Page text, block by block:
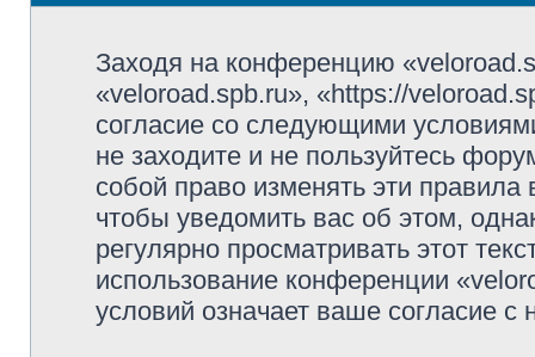
Заходя на конференцию
«veloroad.spb.ru», «https://
согласие со следующими
не заходите и не пользуйтесь
собой право изменять эти
чтобы уведомить вас об этом,
регулярно просматривать этот
использование конференции
условий означает ваше согласие с